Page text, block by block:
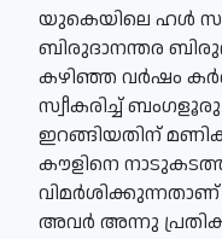
യുകെയിലെ ഹള്‍
ബിരുദാനന്തര
കഴിഞ്ഞ വര്‍ഷം
സ്വീകരിച്ച്
ഇറങ്ങിയതിന്
കൗളിനെ
അവര്‍ അന്നു